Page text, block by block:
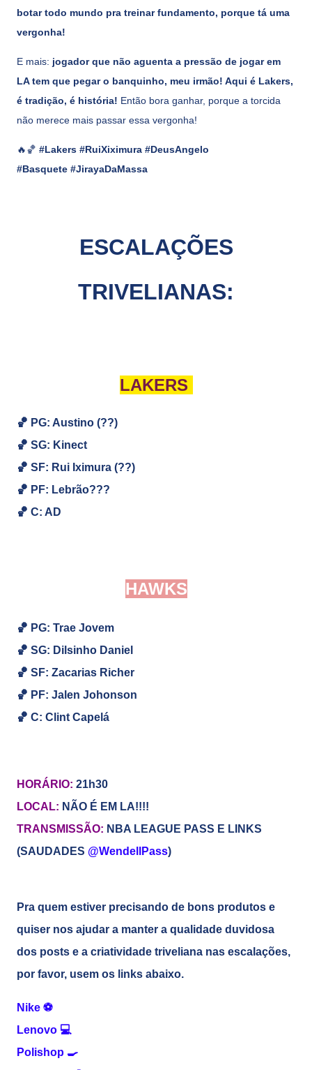
botar todo mundo pra treinar fundamento, porque tá uma
vergonha!
E mais: jogador que não aguenta a pressão de jogar em
LA tem que pegar o banquinho, meu irmão! Aqui é Lakers,
é tradição, é história! Então bora ganhar, porque a torcida
não merece mais passar essa vergonha!
🔥🏀 #Lakers #RuiXiximura #DeusAngelo
#Basquete #JirayaDaMassa
ESCALAÇÕES
TRIVELIANAS:
LAKERS
🏀 PG: Austino (??)
🏀 SG: Kinect
🏀 SF: Rui Iximura (??)
🏀 PF: Lebrão???
🏀 C: AD
HAWKS
🏀 PG: Trae Jovem
🏀 SG: Dilsinho Daniel
🏀 SF: Zacarias Richer
🏀 PF: Jalen Johonson
🏀 C: Clint Capelá
HORÁRIO: 21h30
LOCAL: NÃO É EM LA!!!!
TRANSMISSÃO: NBA LEAGUE PASS E LINKS
(SAUDADES @WendellPass)
Pra quem estiver precisando de bons produtos e
quiser nos ajudar a manter a qualidade duvidosa
dos posts e a criatividade triveliana nas escalações,
por favor, usem os links abaixo.
Nike ⚽
Lenovo 💻
Polishop 🍳